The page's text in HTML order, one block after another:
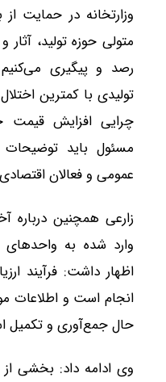
وزارتخانه در حمایت
متولی حوزه تولید،
رصد و پیگیری
تولیدی با کمترین
چرایی افزایش قیمت
مسئول باید توضیحات
عمومی و فعالان
زارعی همچنین
وارد شده به
اظهار داشت: فرآیند
انجام است و اطلاعات
حال جمع‌آوری و تکمیل
وی ادامه داد: بخشی